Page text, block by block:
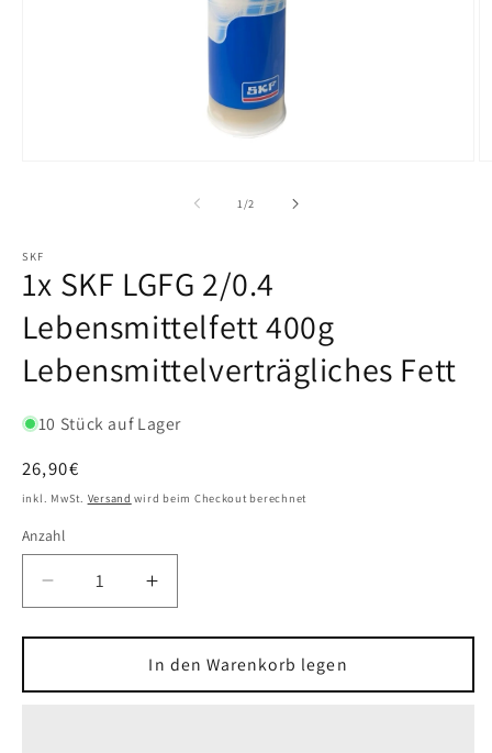
1 /von
2
SKF
1x SKF LGFG 2/0.4
Lebensmittelfett 400g
Lebensmittelverträgliches Fett
10 Stück auf Lager
Normaler
Preis
26,90€
inkl. MwSt. Versand wird beim Checkout berechnet
Anzahl
Verringere
die
Menge
1x
Erhöhe
die
Menge
für
1x
In den Warenkorb legen